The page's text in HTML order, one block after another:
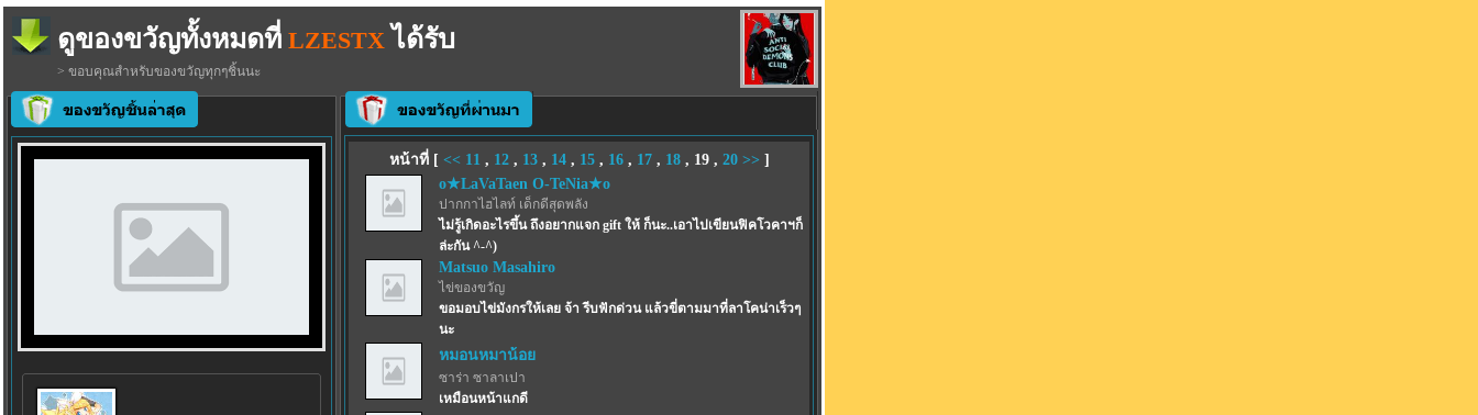
ดูของขวัญทั้งหมดที่ LZESTX ได้รับ
> ขอบคุณสำหรับของขวัญทุกๆชิ้นนะ
หน้าที่ [ << 11 , 12, 13, 14, 15, 16, 17, 18, 19, 20 >> ]
o★LaVaTaen O-TeNia★o
ปากกาไฮไลท์ เด็กดีสุดพลัง
ไม่รู้เกิดอะไรขึ้น ถึงอยากแจก gift ให้ ก็นะ..เอาไปเขียนฟิคโวคาฯก็
ล่ะกัน ^-^)
Matsuo Masahiro
ไข่ของขวัญ
ขอมอบไข่มังกรให้เลย จ้า รีบฟักด่วน แล้วขี่ตามมาที่ลาโคน่าเร็วๆ
นะ
หมอนหมาน้อย
ซาร่า ซาลาเปา
เหมือนหน้าแกดี